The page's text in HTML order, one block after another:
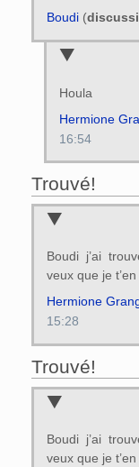
Boudi(
Houla
Hermione
16:54
Trouvé!
Boudi j’ai
veux que je
Hermione
15:28
Trouvé!
Boudi j’ai
veux que je